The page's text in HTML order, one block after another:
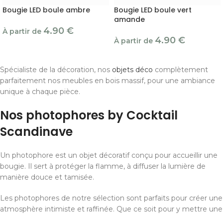
Bougie LED boule ambre
À partir de 4.90 €
Bougie LED boule vert
amande
À partir de 4.90 €
Spécialiste de la décoration, nos objets déco complètement
parfaitement nos meubles en bois massif, pour une ambiance
unique à chaque pièce.
Nos photophores by Cocktail
Scandinave
Un photophore est un objet décoratif conçu pour accueillir une
bougie. Il sert à protéger la flamme, à diffuser la lumière de
manière douce et tamisée.
Les photophores de notre sélection sont parfaits pour créer une
atmosphère intimiste et raffinée. Que ce soit pour y mettre une